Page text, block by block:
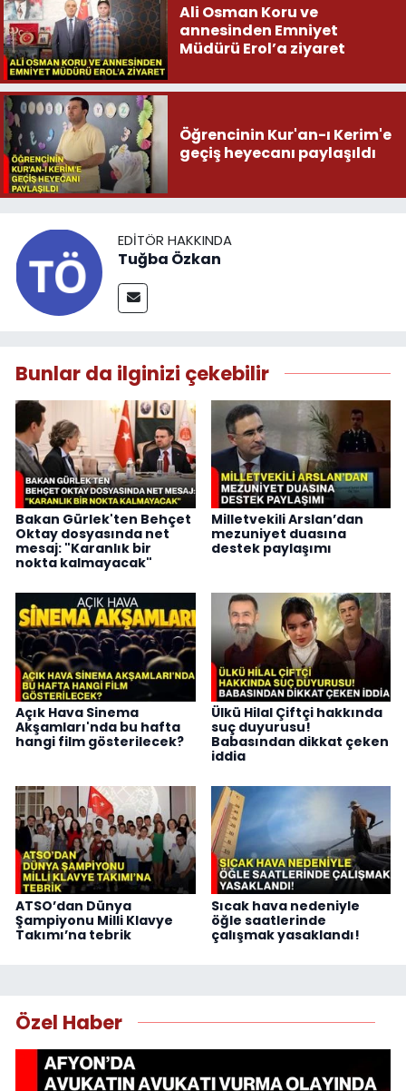
Ali Osman Koru ve
annesinden Emniyet
Müdürü Erol’a ziyaret
Öğrencinin Kur'an-ı Kerim'e
geçiş heyecanı paylaşıldı
EDITÖR HAKKINDA
Tuğba Özkan
Bunlar da ilginizi çekebilir
Bakan Gürlek'ten Behçet
Oktay dosyasında net
mesaj: "Karanlık bir
nokta kalmayacak"
Milletvekili Arslan’dan
mezuniyet duasına
destek paylaşımı
Açık Hava Sinema
Akşamları'nda bu hafta
hangi film gösterilecek?
Ülkü Hilal Çiftçi hakkında
suç duyurusu!
Babasından dikkat çeken
iddia
ATSO’dan Dünya
Şampiyonu Milli Klavye
Takımı’na tebrik
Sıcak hava nedeniyle
öğle saatlerinde
çalışmak yasaklandı!
Özel Haber